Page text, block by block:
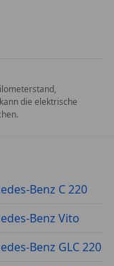
die elektrische
Benz C 220
Benz Vito
Benz GLC 220